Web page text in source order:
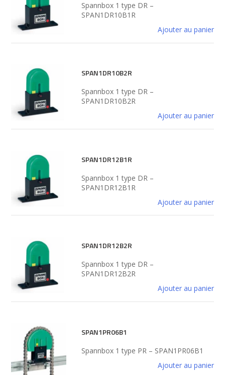
Spannbox 1 type DR –
SPAN1DR10B1R
Ajouter au panier
SPAN1DR10B2R
Spannbox 1 type DR –
SPAN1DR10B2R
Ajouter au panier
SPAN1DR12B1R
Spannbox 1 type DR –
SPAN1DR12B1R
Ajouter au panier
SPAN1DR12B2R
Spannbox 1 type DR –
SPAN1DR12B2R
Ajouter au panier
SPAN1PR06B1
Spannbox 1 type PR – SPAN1PR06B1
Ajouter au panier